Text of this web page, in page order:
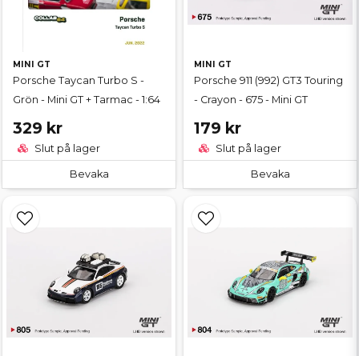
MINI GT
Porsche Taycan Turbo S -
Grön - Mini GT + Tarmac - 1:64
329 kr
Slut på lager
Bevaka
MINI GT
Porsche 911 (992) GT3 Touring
- Crayon - 675 - Mini GT
179 kr
Slut på lager
Bevaka